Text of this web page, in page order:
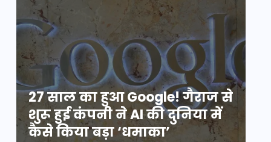
27 साल का हुआ Google! गैराज से
शुरू हुई कंपनी ने AI की दुनिया में
कैसे किया बड़ा ‘धमाका’